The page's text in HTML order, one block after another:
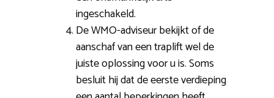
ingeschakeld.
De WMO-adviseur bekijkt of de
aanschaf van een traplift wel de
juiste oplossing voor u is. Soms
besluit hij dat de eerste verdieping